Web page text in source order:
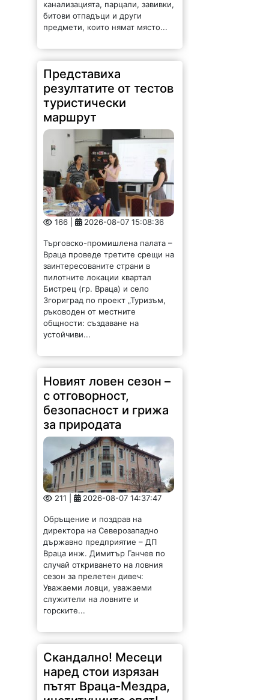
битови отпадъци и други
предмети, които нямат място...
Представиха
резултатите от тестов
туристически
маршрут
166 | 2026-08-07 15:08:36
Враца проведе третите срещи на
заинтересованите страни в
пилотните локации квартал
Бистрец (гр. Враца) и село
Згориград по проект „Туризъм,
ръководен от местните
общности: създаване на
устойчиви...
Новият ловен сезон –
с отговорност,
безопасност и грижа
за природата
211 | 2026-08-07 14:37:47
директора на Северозападно
държавно предприятие – ДП
Враца инж. Димитър Ганчев по
случай откриването на ловния
сезон за прелетен дивеч:
Уважаеми ловци, уважаеми
служители на ловните и
горските...
Скандално! Месеци
наред стои изрязан
пътят Враца-Мездра,
институциите спят!